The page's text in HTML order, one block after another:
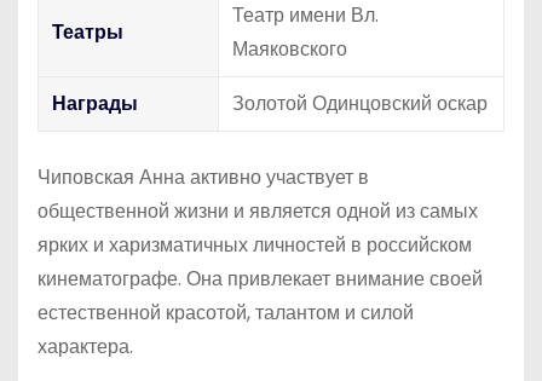
Театры
Театр имени Вл.
Маяковского
Награды
Золотой Одинцовский оскар
Чиповская Анна активно участвует в
общественной жизни и является одной из самых
ярких и харизматичных личностей в российском
кинематографе. Она привлекает внимание своей
естественной красотой, талантом и силой
характера.